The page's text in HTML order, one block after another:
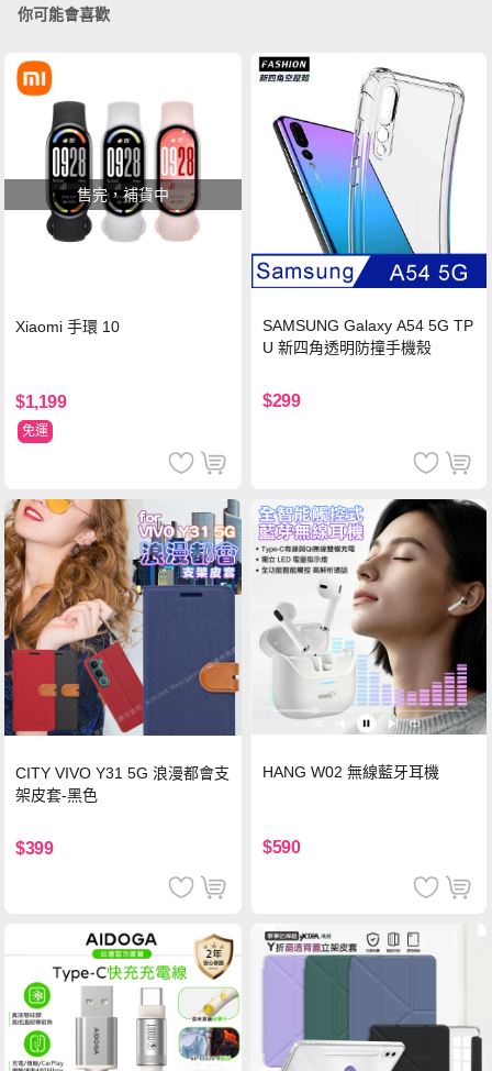
你可能會喜歡
售完，補貨中
Xiaomi 手環 10
$1,199
免運
SAMSUNG Galaxy A54 5G TP
U 新四角透明防撞手機殼
$299
CITY VIVO Y31 5G 浪漫都會支
架皮套-黑色
$399
HANG W02 無線藍牙耳機
$590